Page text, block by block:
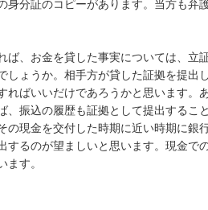
身分証のコピーがあります。当方も弁
ば、お金を貸した事実については、立
しょうか。相手方が貸した証拠を提出
ればいいだけであろうかと思います。
、振込の履歴も証拠として提出するこ
の現金を交付した時期に近い時期に銀
するのが望ましいと思います。現金で
ます。